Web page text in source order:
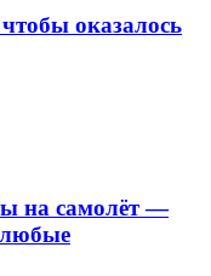
оказалось
на самолёт —
любые